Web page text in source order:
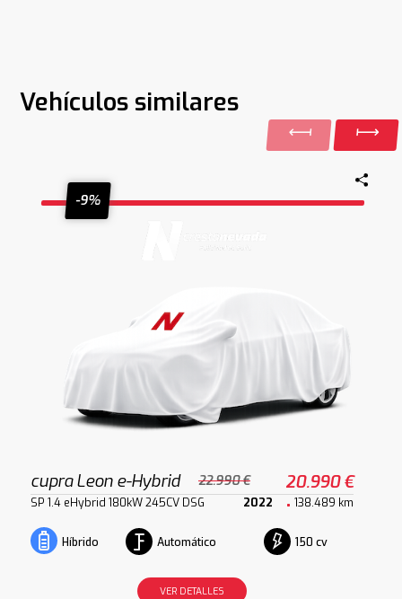
Vehículos similares
-9%
cupra Leon e-Hybrid 22.990 € 20.990 €
SP 1.4 eHybrid 180kW 245CV DSG 2022 138.489 km
Híbrido Automático 150 cv
VER DETALLES